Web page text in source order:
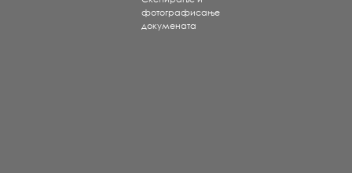
фотографисање
докумената